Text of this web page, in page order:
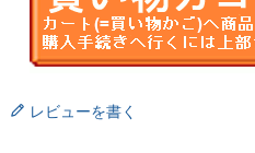
レビューを書く